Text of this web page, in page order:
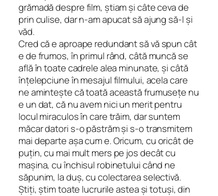
grămadă despre film, știam și câte ceva de
prin culise, dar n-am apucat să ajung să-l și
văd.
Cred că e aproape redundant să vă spun cât
e de frumos, în primul rând, câtă muncă se
află în toate cadrele alea minunate, și câtă
înțelepciune în mesajul filmului, acela care
ne amintește că toată această frumusețe nu
e un dat, că nu avem nici un merit pentru
locul miraculos în care trăim, dar suntem
măcar datori s-o păstrăm și s-o transmitem
mai departe așa cum e. Oricum, cu oricât de
puțin, cu mai mult mers pe jos decât cu
mașina, cu închisul robinetului când ne
săpunim, la duș, cu colectarea selectivă.
Știți, știm toate lucrurile astea și totuși, din